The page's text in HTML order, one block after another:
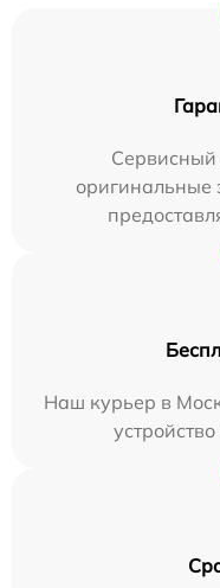
Сервисный
оригинальные
Наш курьер в